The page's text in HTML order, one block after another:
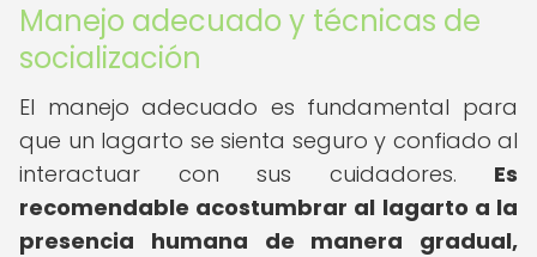
Manejo adecuado y técnicas de
socialización
El manejo adecuado es fundamental para
que un lagarto se sienta seguro y confiado al
interactuar con sus cuidadores. Es
recomendable acostumbrar al lagarto a la
presencia humana de manera gradual,